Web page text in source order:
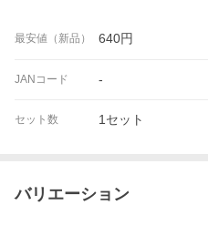
最安値（新品） 640円
JANコード -
セット数 1セット
バリエーション